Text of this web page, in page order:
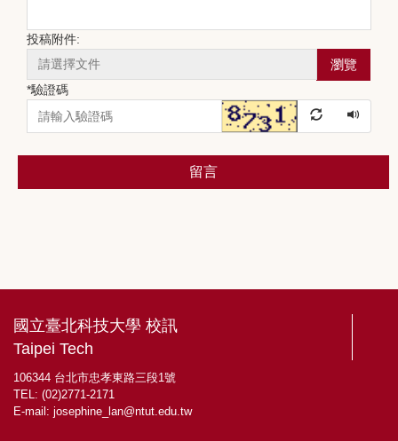
投稿附件:
瀏覽
*驗證碼
留言
國立臺北科技大學 校訊
Taipei Tech
106344 台北市忠孝東路三段1號
TEL: (02)2771-2171
E-mail: josephine_lan@ntut.edu.tw